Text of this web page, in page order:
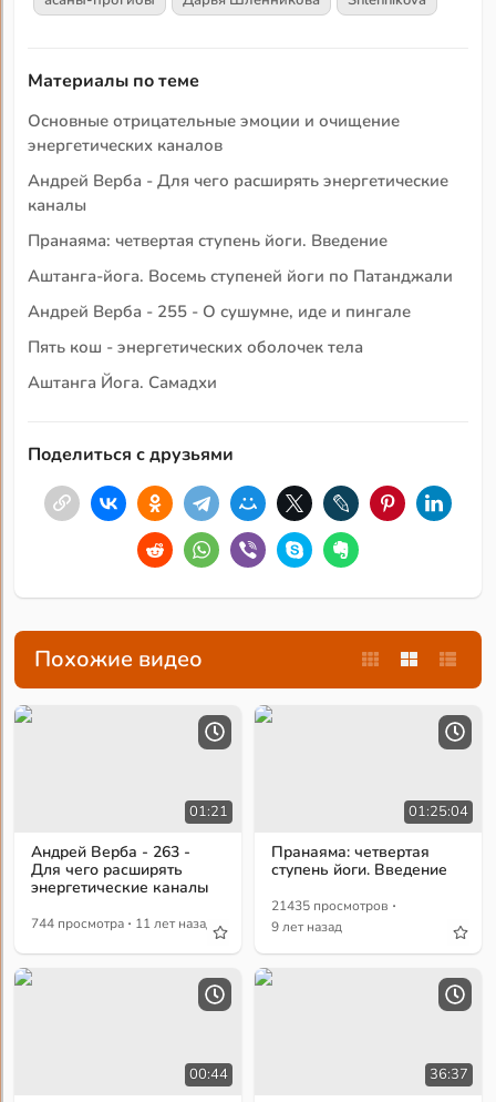
Материалы по теме
Основные отрицательные эмоции и очищение
энергетических каналов
Андрей Верба - Для чего расширять энергетические
каналы
Пранаяма: четвертая ступень йоги. Введение
Аштанга-йога. Восемь ступеней йоги по Патанджали
Андрей Верба - 255 - О сушумне, иде и пингале
Пять кош - энергетических оболочек тела
Аштанга Йога. Самадхи
Поделиться с друзьями
Похожие видео
01:21
Андрей Верба - 263 -
Для чего расширять
энергетические каналы
744 просмотра · 11 лет назад
01:25:04
Пранаяма: четвертая
ступень йоги. Введение
21435 просмотров ·
9 лет назад
00:44 36:37